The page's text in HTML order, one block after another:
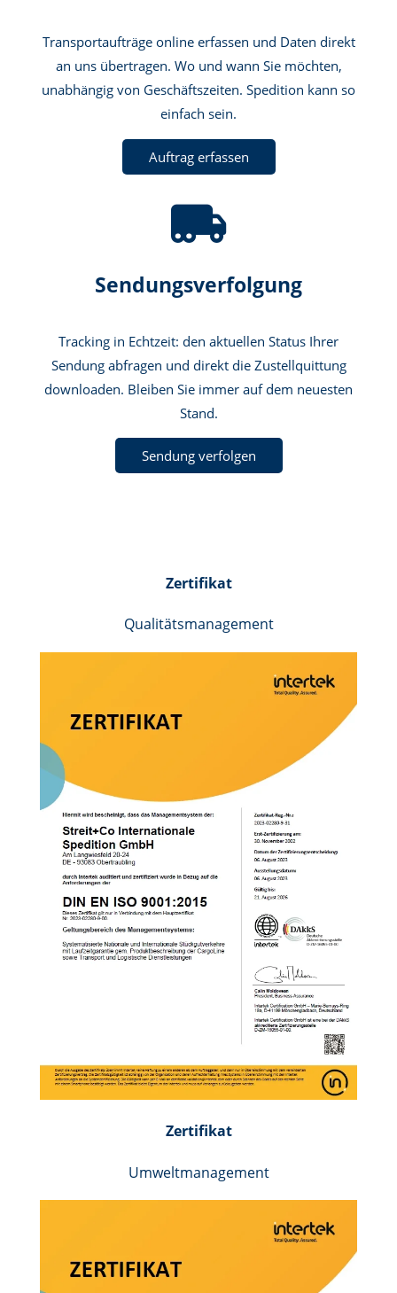
Transportaufträge online erfassen und Daten direkt
an uns übertragen. Wo und wann Sie möchten,
unabhängig von Geschäftszeiten. Spedition kann so
einfach sein.
Auftrag erfassen
Sendungsverfolgung
Tracking in Echtzeit: den aktuellen Status Ihrer
Sendung abfragen und direkt die Zustellquittung
downloaden. Bleiben Sie immer auf dem neuesten
Stand.
Sendung verfolgen
Zertifikat
Qualitätsmanagement
Zertifikat
Umweltmanagement